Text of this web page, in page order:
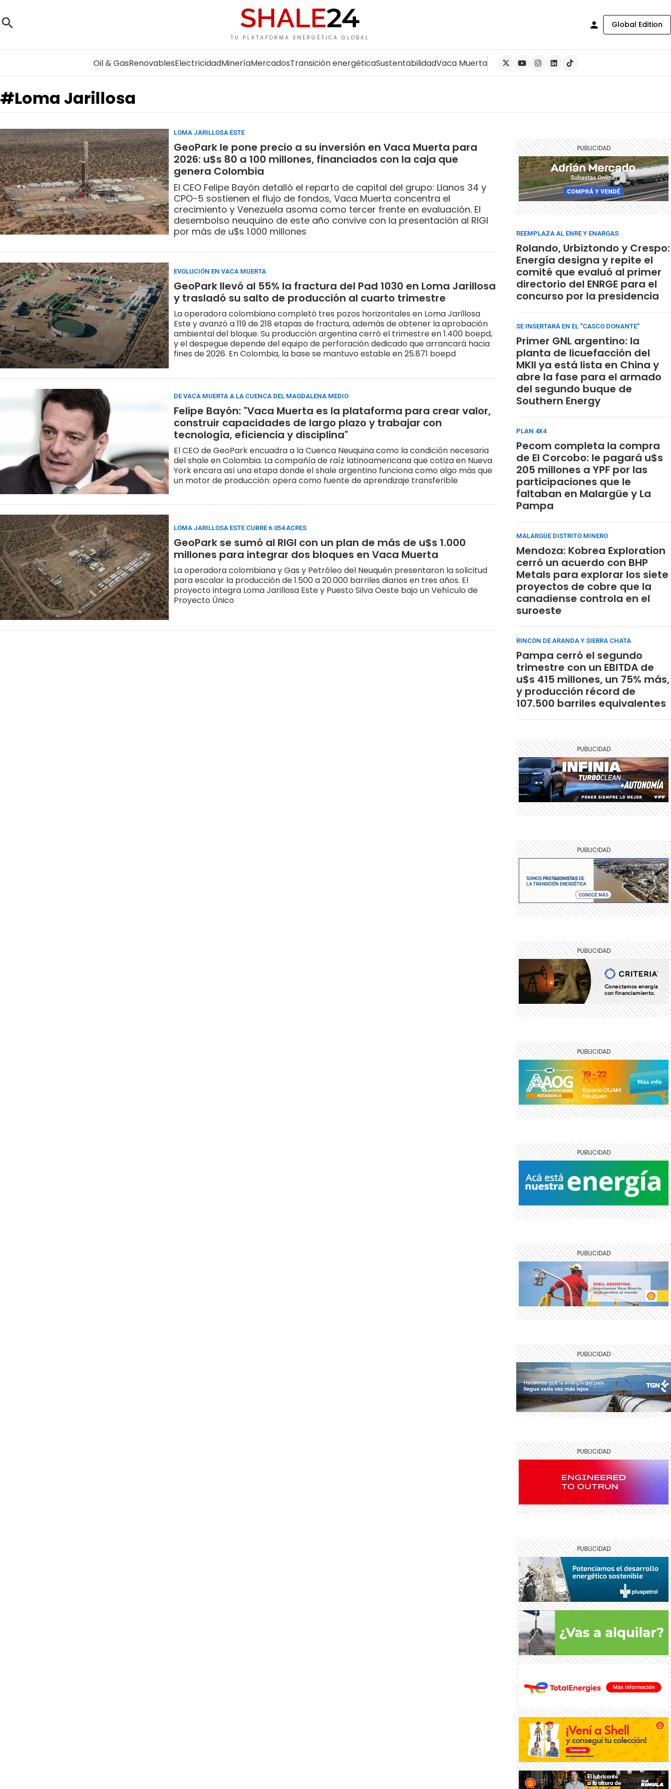
TU PLATAFORMA ENERGÉTICA GLOBAL
Global Edition
Oil & GasRenovablesElectricidadMineríaMercadosTransición energéticaSustentabilidadVaca Muerta
#Loma Jarillosa
LOMA JARILLOSA ESTE
GeoPark le pone precio a su inversión en Vaca Muerta para
2026: u$s 80 a 100 millones, financiados con la caja que
genera Colombia
El CEO Felipe Bayón detalló el reparto de capital del grupo: Llanos 34 y
CPO-5 sostienen el flujo de fondos, Vaca Muerta concentra el
crecimiento y Venezuela asoma como tercer frente en evaluación. El
desembolso neuquino de este año convive con la presentación al RIGI
por más de u$s 1.000 millones
EVOLUCIÓN EN VACA MUERTA
GeoPark llevó al 55% la fractura del Pad 1030 en Loma Jarillosa
y trasladó su salto de producción al cuarto trimestre
La operadora colombiana completó tres pozos horizontales en Loma Jarillosa
Este y avanzó a 119 de 218 etapas de fractura, además de obtener la aprobación
ambiental del bloque. Su producción argentina cerró el trimestre en 1.400 boepd,
y el despegue depende del equipo de perforación dedicado que arrancará hacia
fines de 2026. En Colombia, la base se mantuvo estable en 25.871 boepd
DE VACA MUERTA A LA CUENCA DEL MAGDALENA MEDIO
Felipe Bayón: "Vaca Muerta es la plataforma para crear valor,
construir capacidades de largo plazo y trabajar con
tecnología, eficiencia y disciplina"
El CEO de GeoPark encuadra a la Cuenca Neuquina como la condición necesaria
del shale en Colombia. La compañía de raíz latinoamericana que cotiza en Nueva
York encara así una etapa donde el shale argentino funciona como algo más que
un motor de producción: opera como fuente de aprendizaje transferible
LOMA JARILLOSA ESTE CUBRE 6.054 ACRES
GeoPark se sumó al RIGI con un plan de más de u$s 1.000
millones para integrar dos bloques en Vaca Muerta
La operadora colombiana y Gas y Petróleo del Neuquén presentaron la solicitud
para escalar la producción de 1.500 a 20.000 barriles diarios en tres años. El
proyecto integra Loma Jarillosa Este y Puesto Silva Oeste bajo un Vehículo de
Proyecto Único
REEMPLAZA AL ENRE Y ENARGAS
Rolando, Urbiztondo y Crespo:
Energía designa y repite el
comité que evaluó al primer
directorio del ENRGE para el
concurso por la presidencia
SE INSERTARÁ EN EL "CASCO DONANTE"
Primer GNL argentino: la
planta de licuefacción del
MKII ya está lista en China y
abre la fase para el armado
del segundo buque de
Southern Energy
PLAN 4X4
Pecom completa la compra
de El Corcobo: le pagará u$s
205 millones a YPF por las
participaciones que le
faltaban en Malargüe y La
Pampa
MALARGÜE DISTRITO MINERO
Mendoza: Kobrea Exploration
cerró un acuerdo con BHP
Metals para explorar los siete
proyectos de cobre que la
canadiense controla en el
suroeste
RINCÓN DE ARANDA Y SIERRA CHATA
Pampa cerró el segundo
trimestre con un EBITDA de
u$s 415 millones, un 75% más,
y producción récord de
107.500 barriles equivalentes